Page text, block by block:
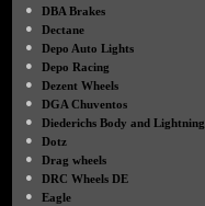
●
DBA Brakes
●
Dectane
●
Depo Auto Lights
●
Depo Racing
●
Dezent Wheels
●
DGA Chuventos
●
Diederichs Body and Lightning
●
Dotz
●
Drag wheels
●
DRC Wheels DE
●
Eagle